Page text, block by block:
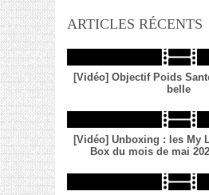
ARTICLES RÉCENTS
[Vidéo] Objectif Poids
belle
[Vidéo] Unboxing : les My
Box du mois de mai